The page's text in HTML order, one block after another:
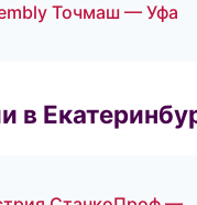
Точмаш — Уфа
в